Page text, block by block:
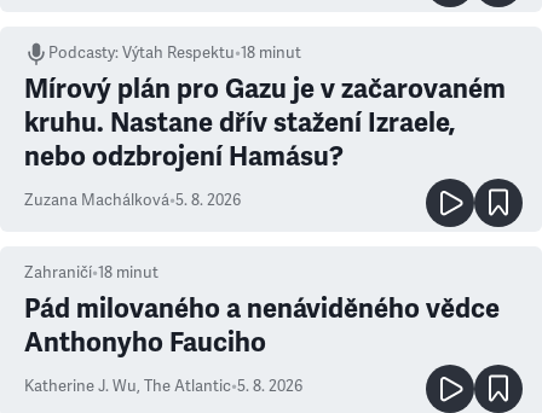
Podcasty:Výtah Respektu•18 minut
Mírový plán pro Gazu je v začarovaném
kruhu. Nastane dřív stažení Izraele,
nebo odzbrojení Hamásu?
Zuzana Machálková•5. 8. 2026
Zahraničí•18 minut
Pád milovaného a nenáviděného vědce
Anthonyho Fauciho
Katherine J. Wu, The Atlantic•5. 8. 2026